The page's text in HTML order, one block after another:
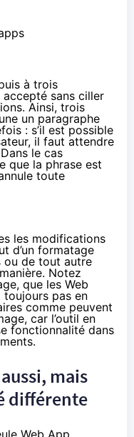
à trois
accepté sans ciller
Ainsi, trois
un paragraphe
: s’il est possible
il faut attendre
le cas
que la phrase est
toute
les modifications
d’un formatage
ou de tout autre
Notez
que les Web
pas en
comme peuvent
car l’outil en
fonctionnalité dans
mais
différente